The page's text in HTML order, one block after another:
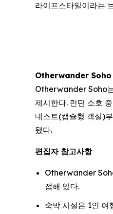
라이프스타일이라는
Otherwander Soho
Otherwander Soho는
제시한다. 런던 소호
네스트(캡슐형 객실)
됐다.
편집자 참고사항
Otherwander
접해 있다.
숙박 시설은 1인